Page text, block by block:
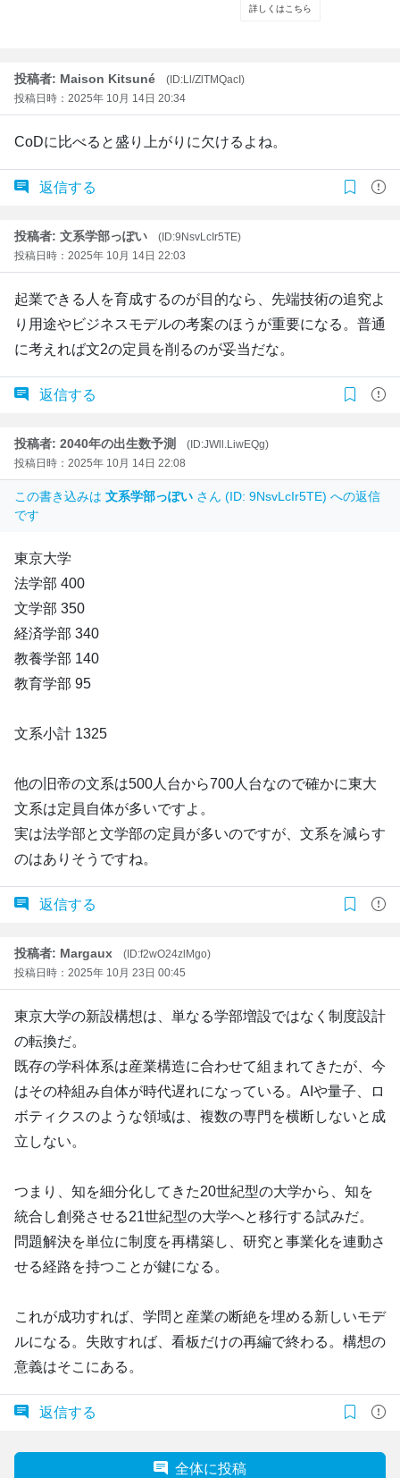
投稿者: Maison Kitsuné
(ID:Ll/ZlTMQacI)
投稿日時：2025年 10月 14日 20:34
CoDに比べると盛り上がりに欠けるよね。
返信する
投稿者: 文系学部っぽい
(ID:9NsvLcIr5TE)
投稿日時：2025年 10月 14日 22:03
起業できる人を育成するのが目的なら、先端技術の追究よ
り用途やビジネスモデルの考案のほうが重要になる。普通
に考えれば文2の定員を削るのが妥当だな。
返信する
投稿者: 2040年の出生数予測
(ID:JWll.LiwEQg)
投稿日時：2025年 10月 14日 22:08
この書き込みは 文系学部っぽい さん (ID: 9NsvLcIr5TE) への返信
です
東京大学
法学部 400
文学部 350
経済学部 340
教養学部 140
教育学部 95
文系小計 1325
他の旧帝の文系は500人台から700人台なので確かに東大
文系は定員自体が多いですよ。
実は法学部と文学部の定員が多いのですが、文系を減らす
のはありそうですね。
返信する
投稿者: Margaux
(ID:f2wO24zlMgo)
投稿日時：2025年 10月 23日 00:45
東京大学の新設構想は、単なる学部増設ではなく制度設計
の転換だ。
既存の学科体系は産業構造に合わせて組まれてきたが、今
はその枠組み自体が時代遅れになっている。AIや量子、ロ
ボティクスのような領域は、複数の専門を横断しないと成
立しない。
つまり、知を細分化してきた20世紀型の大学から、知を
統合し創発させる21世紀型の大学へと移行する試みだ。
問題解決を単位に制度を再構築し、研究と事業化を連動さ
せる経路を持つことが鍵になる。
これが成功すれば、学問と産業の断絶を埋める新しいモデ
ルになる。失敗すれば、看板だけの再編で終わる。構想の
意義はそこにある。
返信する
全体に投稿